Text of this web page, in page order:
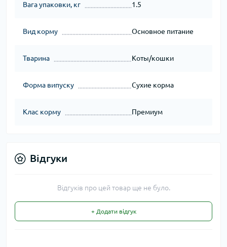
Вага упаковки, кг 1.5
Вид корму Основное питание
Тварина Коты/кошки
Форма випуску Сухие корма
Клас корму Премиум
Відгуки
Відгуків про цей товар ще не було.
+ Додати відгук